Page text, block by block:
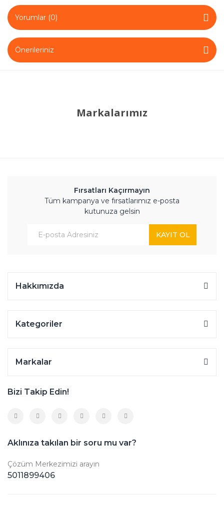
Yorumlar (0)
Önerileriniz
Markalarımız
Fırsatları Kaçırmayın
Tüm kampanya ve fırsatlarımız e-posta
kutunuza gelsin
KAYIT OL
Hakkımızda
Kategoriler
Markalar
Bizi Takip Edin!
Aklınıza takılan bir soru mu var?
Çözüm Merkezimizi arayın
5011899406